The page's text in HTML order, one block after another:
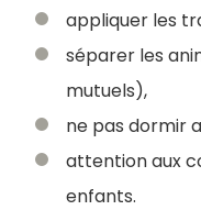
appliquer les
séparer les
mutuels),
ne pas dormir
attention aux
enfants.